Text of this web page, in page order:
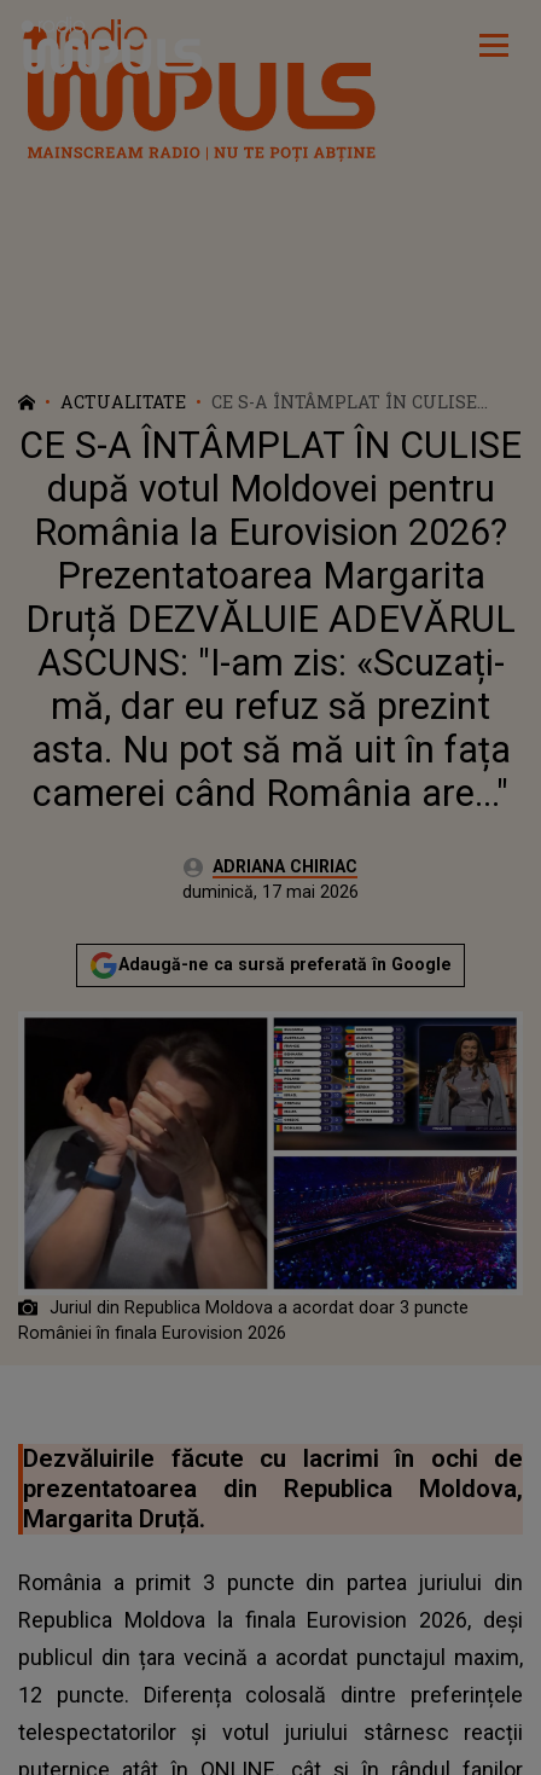
Radio Impuls
ACTUALITATE
CE S-A ÎNTÂMPLAT ÎN CULISE
DUPĂ VOTUL MOLDOVEI PENTRU
ROMÂNIA LA EUROVISION 2026?
PREZENTATOAREA MARGARITA
DRUȚĂ DEZVĂLUIE ADEVĂRUL
ASCUNS: "I-AM ZIS: «SCUZAȚI-MĂ,
NU POT SĂ MĂ UIT ÎN FAȚA
CAMEREI CÂND ROMÂNIA ARE..."
CE S-A ÎNTÂMPLAT ÎN CULISE
după votul Moldovei pentru
România la Eurovision 2026?
Prezentatoarea Margarita
Druță DEZVĂLUIE ADEVĂRUL
ASCUNS: "I-am zis: «Scuzați-
mă, dar eu refuz să prezint
asta. Nu pot să mă uit în fața
camerei când România are..."
Autor:ADRIANA CHIRIAC
duminică, 17 mai 2026Actualizat:
duminică, 17 mai 2026
Adaugă-ne ca sursă preferată în Google
Juriul din Republica Moldova a acordat doar 3 puncte
României în finala Eurovision 2026
Dezvăluirile făcute cu lacrimi în ochi de
prezentatoarea din Republica Moldova,
Margarita Druță.
România a primit 3 puncte din partea juriului din
Republica Moldova la finala Eurovision 2026, deși
publicul din țara vecină a acordat punctajul maxim,
12 puncte. Diferența colosală dintre preferințele
telespectatorilor și votul juriului stârnesc reacții
puternice atât în ONLINE, cât și în rândul fanilor